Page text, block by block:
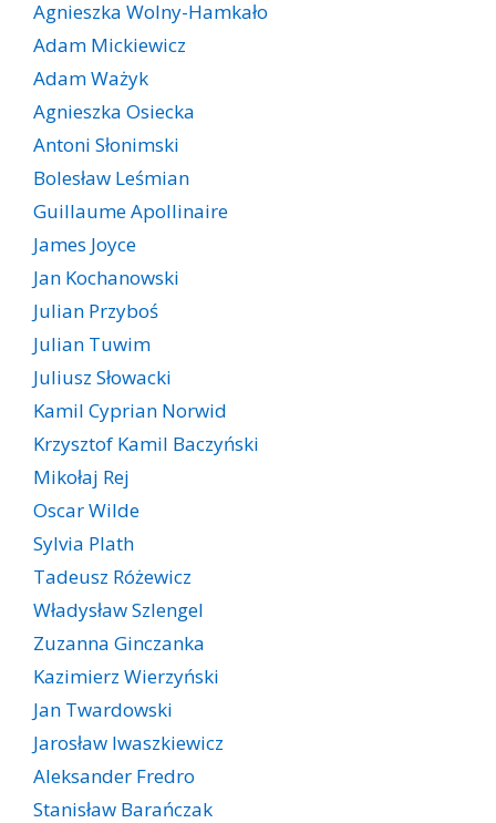
Agnieszka Wolny-Hamkało
Adam Mickiewicz
Adam Ważyk
Agnieszka Osiecka
Antoni Słonimski
Bolesław Leśmian
Guillaume Apollinaire
James Joyce
Jan Kochanowski
Julian Przyboś
Julian Tuwim
Juliusz Słowacki
Kamil Cyprian Norwid
Krzysztof Kamil Baczyński
Mikołaj Rej
Oscar Wilde
Sylvia Plath
Tadeusz Różewicz
Władysław Szlengel
Zuzanna Ginczanka
Kazimierz Wierzyński
Jan Twardowski
Jarosław Iwaszkiewicz
Aleksander Fredro
Stanisław Barańczak